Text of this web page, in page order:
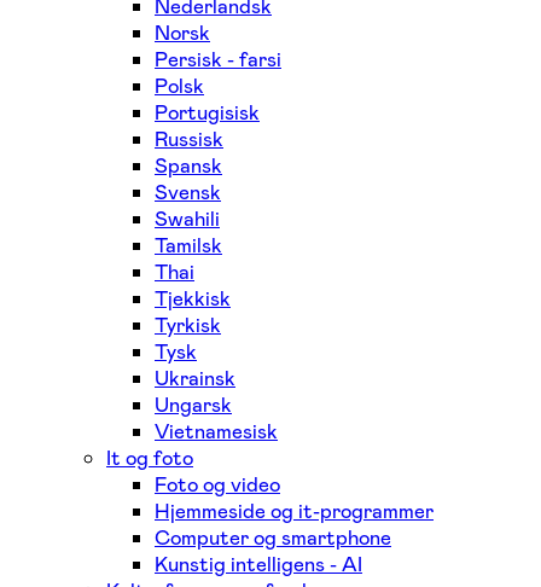
Nederlandsk
Norsk
Persisk - farsi
Polsk
Portugisisk
Russisk
Spansk
Svensk
Swahili
Tamilsk
Thai
Tjekkisk
Tyrkisk
Tysk
Ukrainsk
Ungarsk
Vietnamesisk
It og foto
Foto og video
Hjemmeside og it-programmer
Computer og smartphone
Kunstig intelligens - AI